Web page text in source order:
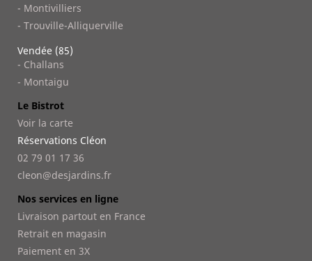
- Montivilliers
- Trouville-Alliquerville
Vendée (85)
- Challans
- Montaigu
Le Bistrot
Voir la carte
Réservations Cléon
02 79 01 17 36
cleon@desjardins.fr
Nos services en ligne
Livraison partout en France
Retrait en magasin
Paiement en 3X